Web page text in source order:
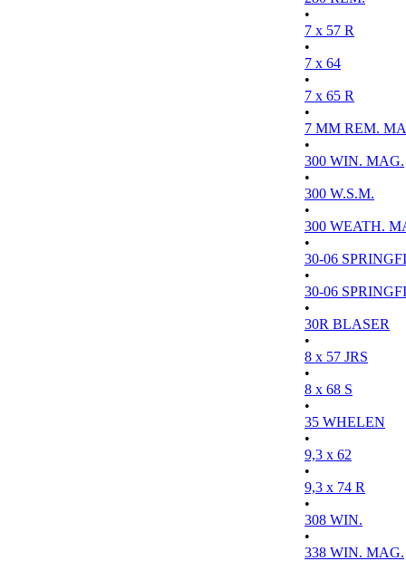
•
7 x 57 R
•
7 x 64
•
7 x 65 R
•
7 MM REM.
•
300 WIN. MAG.
•
300 W.S.M.
•
300 WEATH.
•
30-06
•
30-06
•
30R BLASER
•
8 x 57 JRS
•
8 x 68 S
•
35 WHELEN
•
9,3 x 62
•
9,3 x 74 R
•
308 WIN.
•
338 WIN. MAG.